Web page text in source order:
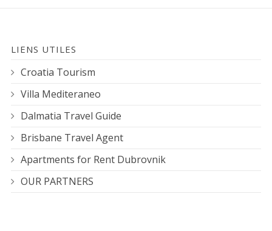
LIENS UTILES
Croatia Tourism
Villa Mediteraneo
Dalmatia Travel Guide
Brisbane Travel Agent
Apartments for Rent Dubrovnik
OUR PARTNERS